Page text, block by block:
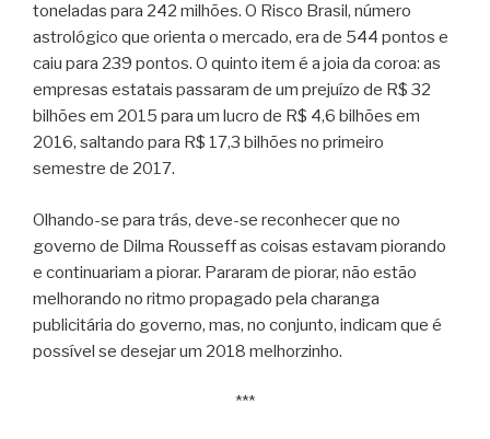
toneladas para 242 milhões. O Risco Brasil, número
astrológico que orienta o mercado, era de 544 pontos e
caiu para 239 pontos. O quinto item é a joia da coroa: as
empresas estatais passaram de um prejuízo de R$ 32
bilhões em 2015 para um lucro de R$ 4,6 bilhões em
2016, saltando para R$ 17,3 bilhões no primeiro
semestre de 2017.
Olhando-se para trás, deve-se reconhecer que no
governo de Dilma Rousseff as coisas estavam piorando
e continuariam a piorar. Pararam de piorar, não estão
melhorando no ritmo propagado pela charanga
publicitária do governo, mas, no conjunto, indicam que é
possível se desejar um 2018 melhorzinho.
***